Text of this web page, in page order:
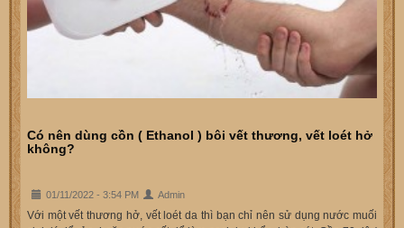
Có nên dùng cồn ( Ethanol ) bôi vết thương, vết loét hở
không?
01/11/2022 - 3:54 PM Admin
Với một vết thương hở, vết loét da thì bạn chỉ nên sử dụng nước muối